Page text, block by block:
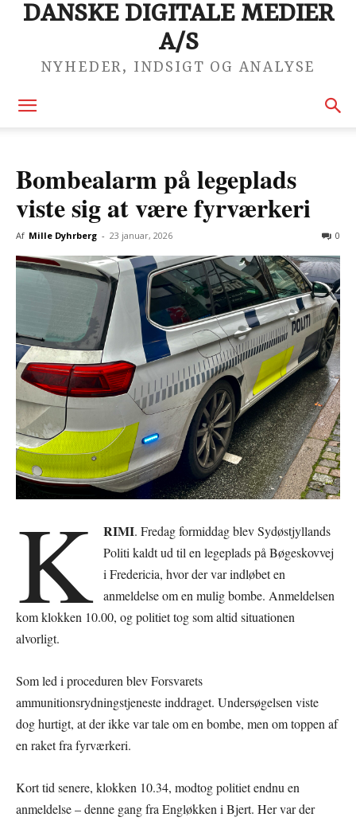
DANSKE DIGITALE MEDIER
A/S
NYHEDER, INDSIGT OG ANALYSE
Bombealarm på legeplads
viste sig at være fyrværkeri
Af Mille Dyhrberg - 23 januar, 2026 0
K RIMI. Fredag formiddag blev Sydøstjyllands
Politi kaldt ud til en legeplads på Bøgeskovvej
i Fredericia, hvor der var indløbet en
anmeldelse om en mulig bombe. Anmeldelsen
kom klokken 10.00, og politiet tog som altid situationen
alvorligt.
Som led i proceduren blev Forsvarets
ammunitionsrydningstjeneste inddraget. Undersøgelsen viste
dog hurtigt, at der ikke var tale om en bombe, men om toppen af
en raket fra fyrværkeri.
Kort tid senere, klokken 10.34, modtog politiet endnu en
anmeldelse – denne gang fra Engløkken i Bjert. Her var der